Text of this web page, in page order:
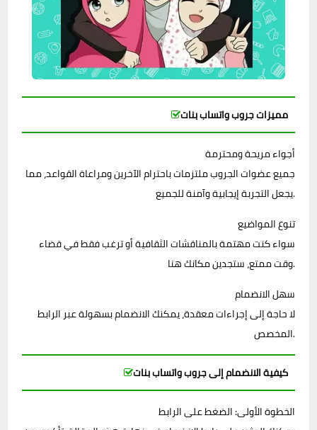
مميزات جروب واتساب بنات
أجواء مريحة ومحترمة
جميع عضوات الجروب ملتزمات باحترام الآخرين ومراعاة القواعد، مما
يجعل التجربة إيجابية وآمنة للجميع.
تنوع المواضيع
سواء كنت مهتمة بالمناقشات الثقافية أو ترغب فقط في قضاء
وقت ممتع، ستجدين مكانك هنا.
سهل الانضمام
لا حاجة إلى إجراءات معقدة، يمكنك الانضمام بسهولة عبر الرابط
المخصص.
كيفية الانضمام إلى جروب واتساب بنات
الخطوة الأولى: الضغط على الرابط